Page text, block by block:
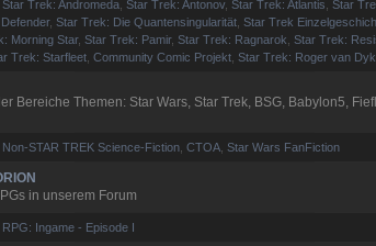
Star Trek: Andromeda ,Star Trek: Antonov,Star Trek: Atlantis ,Star
,Star Trek: Die Quantensingularität ,Star Trek
Morning Star,Star Trek: Pamir,Star Trek: Ragnarok ,Star Trek:
Trek: Starfleet ,Community Comic Projekt ,Star Trek: Roger van
Bereiche Themen: Star Wars, Star Trek, BSG, Babylon5,
Non-STAR TREK Science-Fiction ,CTOA ,Star Wars FanFiction
in unserem Forum
RPG: Ingame - Episode I